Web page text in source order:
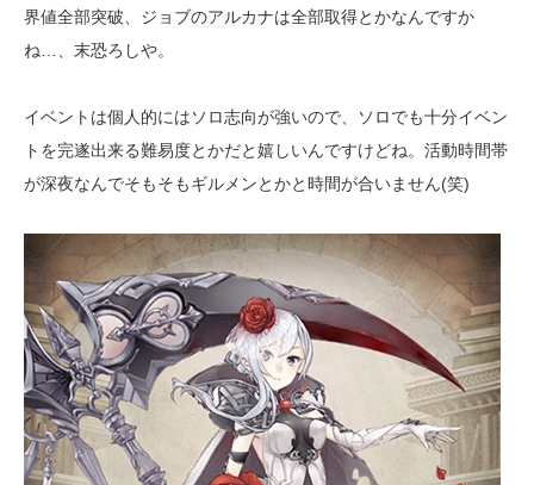
界値全部突破、ジョブのアルカナは全部取得とかなんですか
ね…、末恐ろしや。
イベントは個人的にはソロ志向が強いので、ソロでも十分イベン
トを完遂出来る難易度とかだと嬉しいんですけどね。活動時間帯
が深夜なんでそもそもギルメンとかと時間が合いません(笑)